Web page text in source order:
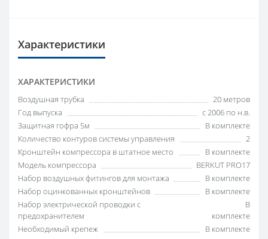
Характеристики
ХАРАКТЕРИСТИКИ
Воздушная трубка
20 метров
Год выпуска
с 2006 по н.в.
Защитная гофра 5м
В комплекте
Количество контуров системы управления
2
Кронштейн компрессора в штатное место
В комплекте
Модель компрессора
BERKUT PRO17
Набор воздушных фитингов для монтажа
В комплекте
Набор оцинкованных кронштейнов
В комплекте
Набор электрической проводки с
предохранителем
В
комплекте
Необходимый крепеж
В комплекте